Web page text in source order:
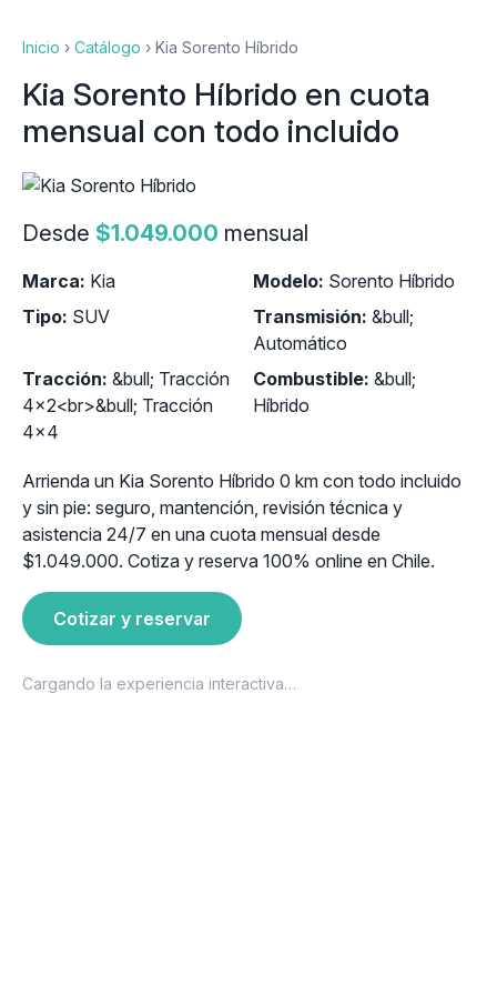
Inicio › Catálogo › Kia Sorento Híbrido
Kia Sorento Híbrido en cuota
mensual con todo incluido
Desde $1.049.000 mensual
Marca: Kia Modelo: Sorento Híbrido
Tipo: SUV Transmisión: &bull;
Automático
Tracción: &bull; Tracción
4x2<br>&bull; Tracción
4x4
Combustible: &bull;
Híbrido
Arrienda un Kia Sorento Híbrido 0 km con todo incluido
y sin pie: seguro, mantención, revisión técnica y
asistencia 24/7 en una cuota mensual desde
$1.049.000. Cotiza y reserva 100% online en Chile.
Cotizar y reservar
Cargando la experiencia interactiva…